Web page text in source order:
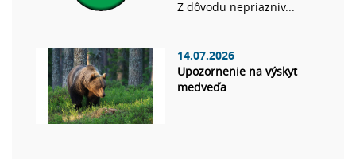
Z dôvodu nepriazniv...
14.07.2026
Upozornenie na výskyt
medveďa